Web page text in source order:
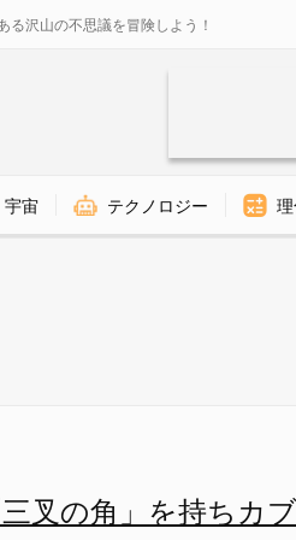
沢山の不思議を冒険しよう！
宇宙 テクノロジー
叉の角」を持ちカ